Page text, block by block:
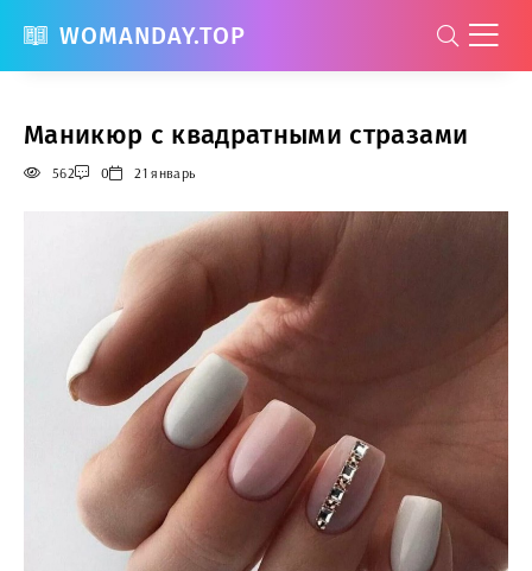
WOMANDAY.TOP
Маникюр с квадратными стразами
562 0 21 январь